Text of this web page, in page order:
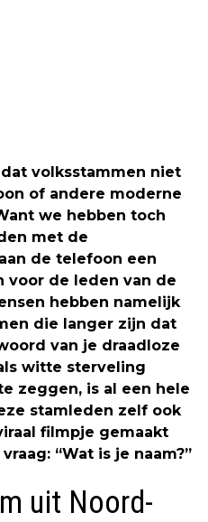
volksstammen niet
of andere moderne
we hebben toch
met de
de telefoon een
voor de leden van de
hebben namelijk
die langer zijn dat
van je draadloze
witte sterveling
zeggen, is al een hele
stamleden zelf ook
filmpje gemaakt
“Wat is je naam?”
uit Noord-